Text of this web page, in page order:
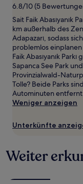
2 Erwachsenen
gefunden
wurde.
Preise
und
Verfügbarkeiten
können
sich
ändern.
können
gelten.
6.8/10 (5
Sait Faik Abasıyanık
km außerhalb des
Adapazarı, sodass
problemlos
Faik Abasıyanık
Sapanca See Park
Provinzialwald-
Tolle? Beide Parks
Autominuten entfernt.
Weniger anzeigen
Unterkünfte
Weiter